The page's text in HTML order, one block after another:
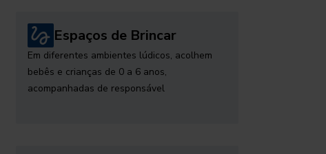
Espaços de Brincar
Em diferentes ambientes lúdicos, acolhem
bebês e crianças de 0 a 6 anos,
acompanhadas de responsável